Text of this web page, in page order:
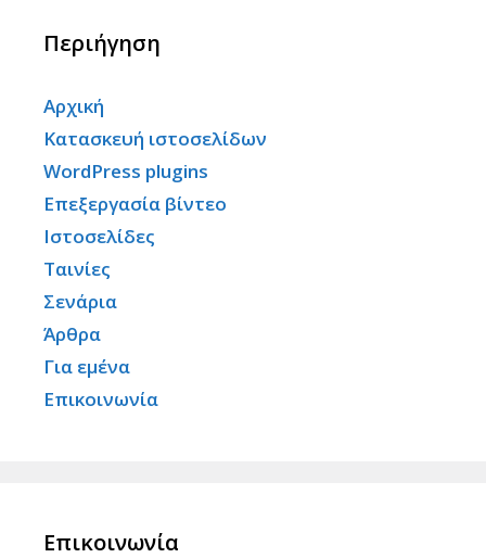
Περιήγηση
Αρχική
Κατασκευή ιστοσελίδων
WordPress plugins
Επεξεργασία βίντεο
Ιστοσελίδες
Ταινίες
Σενάρια
Άρθρα
Για εμένα
Επικοινωνία
Επικοινωνία